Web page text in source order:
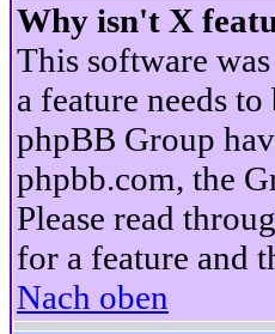
Why isn't X
This software
a feature needs
phpBB Group
phpbb.com, the
Please read
for a feature and
Nach oben